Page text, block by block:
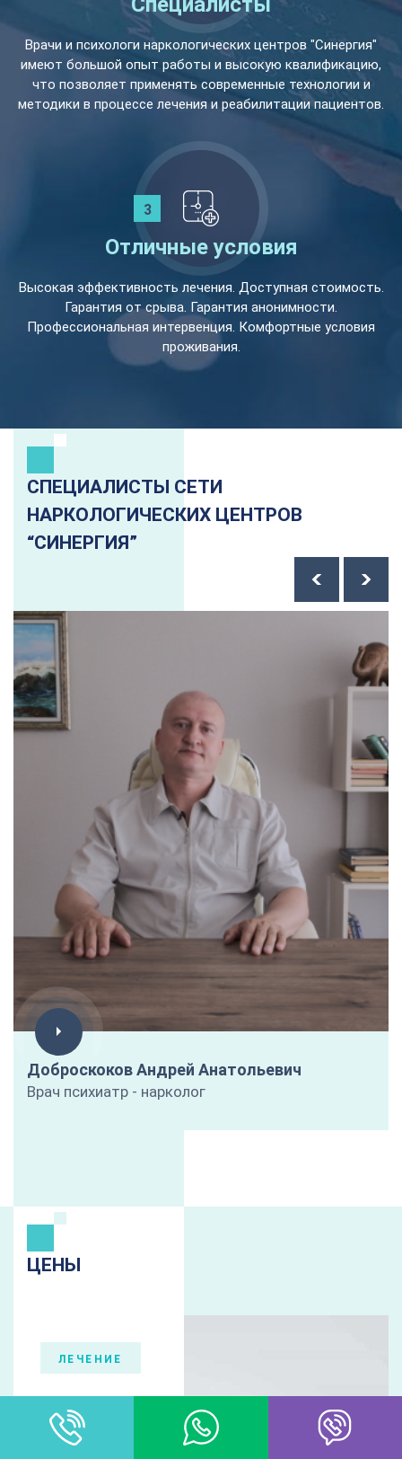
Врачи и психологи наркологических центров "Синергия"
имеют большой опыт работы и высокую квалификацию,
что позволяет применять современные технологии и
методики в процессе лечения и реабилитации пациентов.
Отличные условия
Высокая эффективность лечения. Доступная стоимость.
Гарантия от срыва. Гарантия анонимности.
Профессиональная интервенция. Комфортные условия
проживания.
СПЕЦИАЛИСТЫ СЕТИ
НАРКОЛОГИЧЕСКИХ ЦЕНТРОВ
“СИНЕРГИЯ”
Доброскоков Андрей Анатольевич
Врач психиатр - нарколог
ЦЕНЫ
ЛЕЧЕНИЕ
Наркомании
Лечение наркомании – одно из профильных